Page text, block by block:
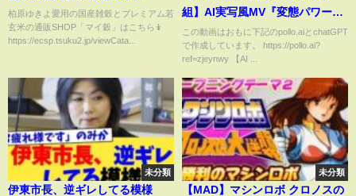
柏原ゆきよ愛用の国産雑穀とプレミアム若
玄米の通販SHOP「マイ穀」はこちら↡
https://ecsp.tsuku2.jp/viewCata...
組】AI実写風MV『変態パワー☆
フルスロットル！』 #一堂零
この動画はおもに下記のpollo.aiとchatGPT
で作成しています。 https://pollo.ai?
ref=zjeynwy 【AI ...
未分類
伊東市長、逆ギレしてる模様
未分類
【MAD】マシンロボ クロノスの